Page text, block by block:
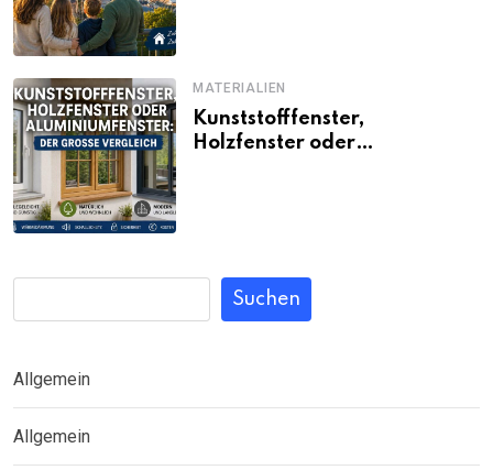
MATERIALIEN
Kunststofffenster,
Holzfenster oder
Suchen
Allgemein
Allgemein